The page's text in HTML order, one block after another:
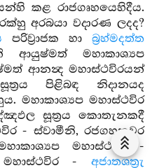
කළ රාජගෘහයෙහිදීය.
අරබයා වදාරණ ලදද?
පරිව්‍රාජක හා බ්‍රහ්මදත්ත
ආයුෂ්මත් මහාකාශ්‍යප
ආනන්‍ද මහාස්ථවිරයන්
පිළිබඳ නිදානයද
මහාකාශ්‍යප මහාස්ථවිර
සූත්‍රය කොතැනකදී
- ස්වාමීනි, රජගහනුවර
මහාස්ථවිර -
- අජාතශත්‍රැ